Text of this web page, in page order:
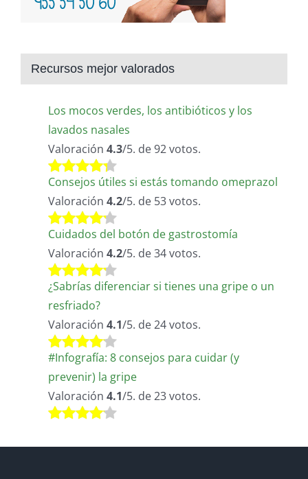
Recursos mejor valorados
Los mocos verdes, los antibióticos y los
lavados nasales
Valoración 4.3/5. de 92 votos.
Consejos útiles si estás tomando omeprazol
Valoración 4.2/5. de 53 votos.
Cuidados del botón de gastrostomía
Valoración 4.2/5. de 34 votos.
¿Sabrías diferenciar si tienes una gripe o un
resfriado?
Valoración 4.1/5. de 24 votos.
#Infografía: 8 consejos para cuidar (y
prevenir) la gripe
Valoración 4.1/5. de 23 votos.